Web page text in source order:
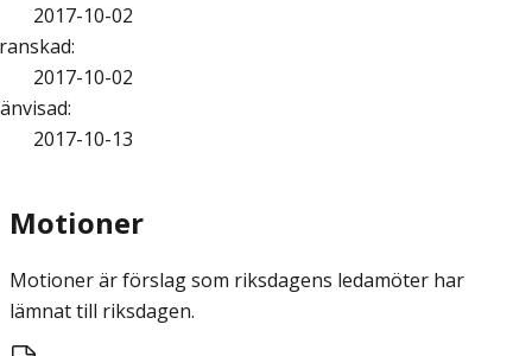
2017-10-02
:
2017-10-02
:
2017-10-13
Motioner
Motioner är förslag som riksdagens ledamöter har
lämnat till riksdagen.